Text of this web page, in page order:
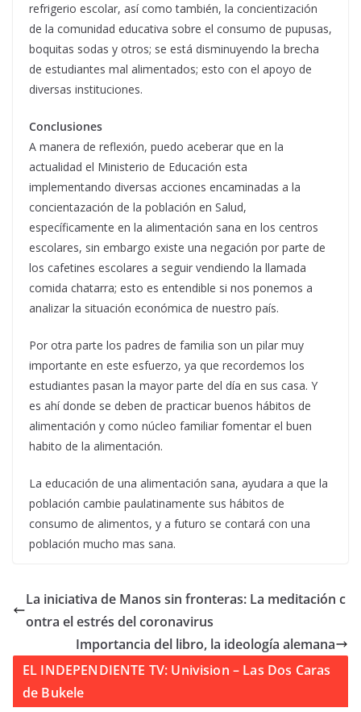
refrigerio escolar, así como también, la concientización
de la comunidad educativa sobre el consumo de pupusas,
boquitas sodas y otros; se está disminuyendo la brecha
de estudiantes mal alimentados; esto con el apoyo de
diversas instituciones.
Conclusiones
A manera de reflexión, puedo aceberar que en la
actualidad el Ministerio de Educación esta
implementando diversas acciones encaminadas a la
concientazación de la población en Salud,
específicamente en la alimentación sana en los centros
escolares, sin embargo existe una negación por parte de
los cafetines escolares a seguir vendiendo la llamada
comida chatarra; esto es entendible si nos ponemos a
analizar la situación económica de nuestro país.
Por otra parte los padres de familia son un pilar muy
importante en este esfuerzo, ya que recordemos los
estudiantes pasan la mayor parte del día en sus casa. Y
es ahí donde se deben de practicar buenos hábitos de
alimentación y como núcleo familiar fomentar el buen
habito de la alimentación.
La educación de una alimentación sana, ayudara a que la
población cambie paulatinamente sus hábitos de
consumo de alimentos, y a futuro se contará con una
población mucho mas sana.
La iniciativa de Manos sin fronteras: La meditación c
ontra el estrés del coronavirus
Importancia del libro, la ideología alemana
EL INDEPENDIENTE TV: Univision – Las Dos Caras
de Bukele